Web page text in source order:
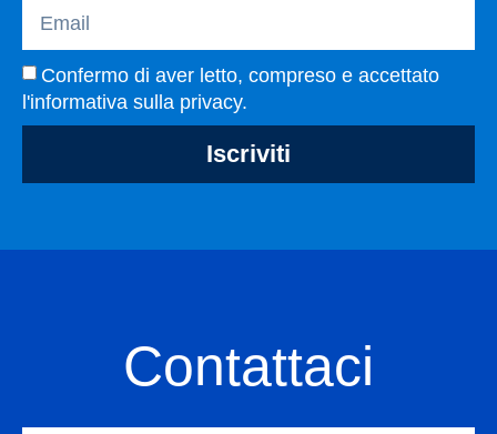
Confermo di aver letto, compreso e accettato
l'informativa sulla privacy.
Iscriviti
Contattaci